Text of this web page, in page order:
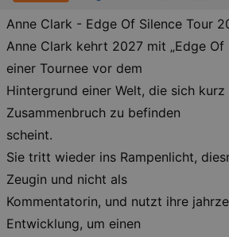
Anne Clark - Edge Of Silence Tour
Anne Clark kehrt 2027 mit „Edge Of
einer Tournee vor dem
Hintergrund einer Welt, die sich
Zusammenbruch zu befinden
scheint.
Sie tritt wieder ins Rampenlicht,
Zeugin und nicht als
Kommentatorin, und nutzt ihre
Entwicklung, um einen